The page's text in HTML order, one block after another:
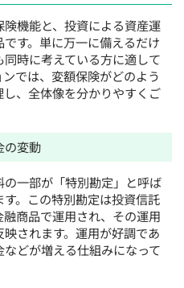
機能と、投資による資産運
す。単に万一に備えるだけ
時に考えている方に適して
では、変額保険がどのよう
、全体像を分かりやすくご
の変動
一部が「特別勘定」と呼ば
。この特別勘定は投資信託
商品で運用され、その運用
されます。運用が好調であ
どが増える仕組みになって